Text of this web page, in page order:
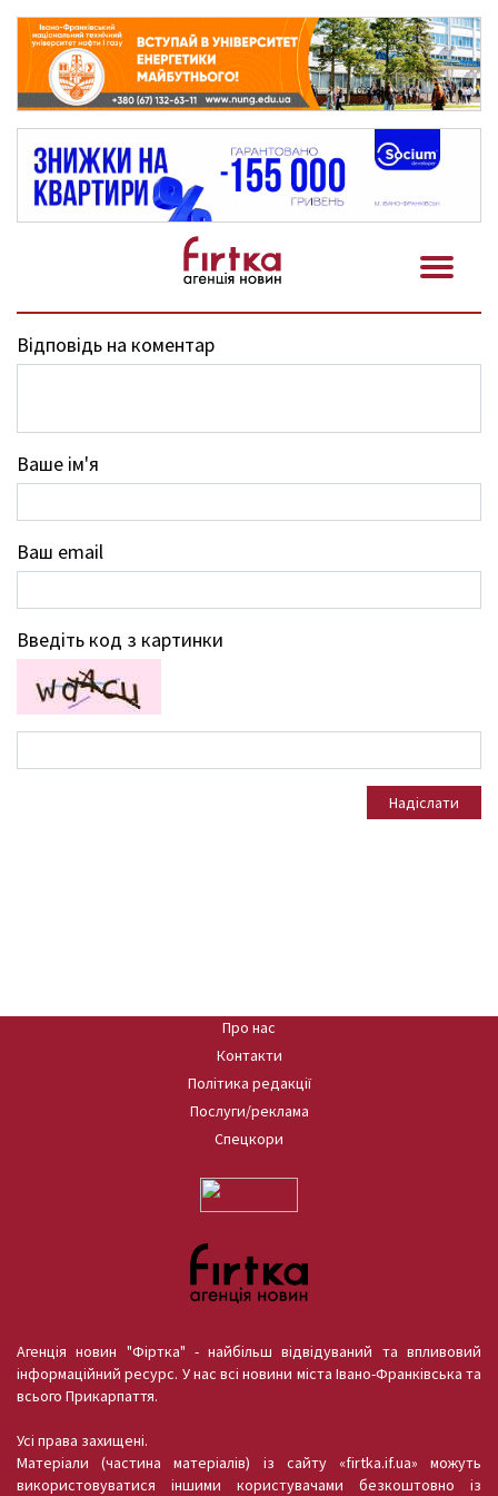
Відповідь на коментар
Ваше ім'я
Ваш email
Введіть код з картинки
Надіслати
Про нас
Контакти
Політика редакції
Послуги/реклама
Спецкори
Агенція новин "Фіртка" - найбільш відвідуваний та впливовий
інформаційний ресурс. У нас всі новини міста Івано-Франківська та
всього Прикарпаття.
Усі права захищені.
Матеріали (частина матеріалів) із сайту «firtka.if.ua» можуть
використовуватися іншими користувачами безкоштовно із